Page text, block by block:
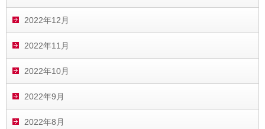
2022年12月
2022年11月
2022年10月
2022年9月
2022年8月